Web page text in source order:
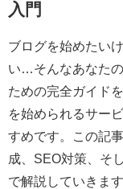
入門
ブログを始めたい
い…そんなあなた
ための完全ガイド
を始められるサー
すめです。この記
成、SEO対策、そ
で解説していきます